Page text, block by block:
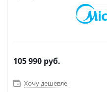
105 990 руб.
Хочу дешевле